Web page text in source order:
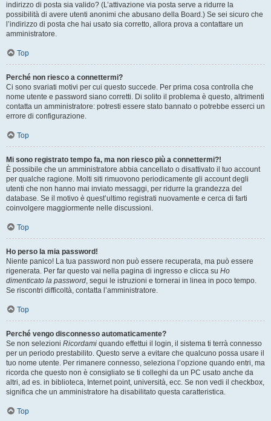
indirizzo di posta sia valido? (L’attivazione via posta serve a ridurre la
possibilità di avere utenti anonimi che abusano della Board.) Se sei sicuro che
l’indirizzo di posta che hai usato sia corretto, allora prova a contattare un
amministratore.
Top
Perché non riesco a connettermi?
Ci sono svariati motivi per cui questo succede. Per prima cosa controlla che
nome utente e password siano corretti. Di solito il problema è questo, altrimenti
contatta un amministratore: potresti essere stato bannato o potrebbe esserci un
errore di configurazione.
Top
Mi sono registrato tempo fa, ma non riesco più a connettermi?!
È possibile che un amministratore abbia cancellato o disattivato il tuo account
per qualche ragione. Molti siti rimuovono periodicamente gli account degli
utenti che non hanno mai inviato messaggi, per ridurre la grandezza del
database. Se il motivo è quest’ultimo registrati nuovamente e cerca di farti
coinvolgere maggiormente nelle discussioni.
Top
Ho perso la mia password!
Niente panico! La tua password non può essere recuperata, ma può essere
rigenerata. Per far questo vai nella pagina di ingresso e clicca su Ho
dimenticato la password, segui le istruzioni e tornerai in linea in poco tempo.
Se riscontri difficoltà, contatta l’amministratore.
Top
Perché vengo disconnesso automaticamente?
Se non selezioni Ricordami quando effettui il login, il sistema ti terrà connesso
per un periodo prestabilito. Questo serve a evitare che qualcuno possa usare il
tuo nome utente. Per rimanere connesso, seleziona l’opzione quando entri, ma
ricorda che questo non è consigliato se ti colleghi da un PC usato anche da
altri, ad es. in biblioteca, Internet point, università, ecc. Se non vedi il checkbox,
significa che un amministratore ha disabilitato questa caratteristica.
Top